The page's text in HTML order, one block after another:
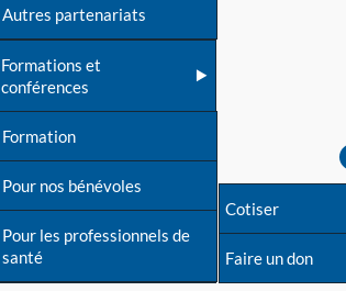
Autres partenariats
Formations et
conférences
Formation
Pour nos bénévoles
Pour les professionnels de
santé
Cotiser
Faire un don